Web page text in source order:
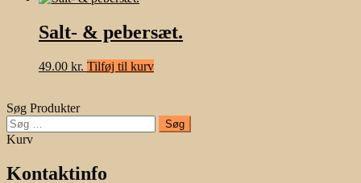
Salt- & pebersæt.
49.00 kr. Tilføj til kurv
Søg Produkter
Søg
efter:
Kurv
Kontaktinfo